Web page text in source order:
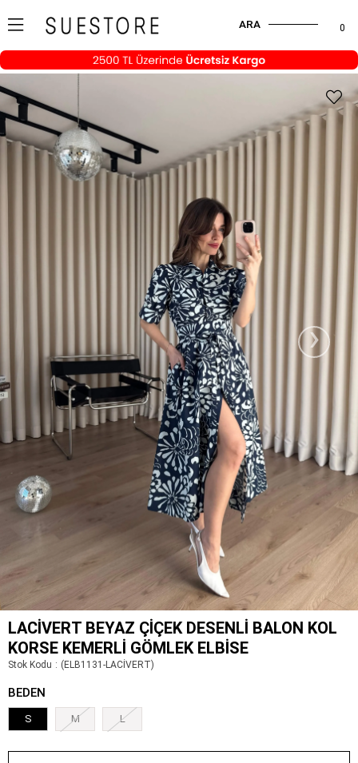
0
ARA
›
LACIVERT BEYAZ ÇIÇEK DESENLI BALON KOL
KORSE KEMERLI GÖMLEK ELBISE
Stok Kodu (ELB1131-LACİVERT)
BEDEN
S M L